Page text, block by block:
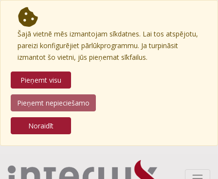
Šajā vietnē mēs izmantojam sīkdatnes. Lai tos atspējotu,
pareizi konfigurējiet pārlūkprogrammu. Ja turpināsit
izmantot šo vietni, jūs pieņemat sīkfailus.
Pieņemt visu
Pieņemt nepieciešamo
Noraidīt